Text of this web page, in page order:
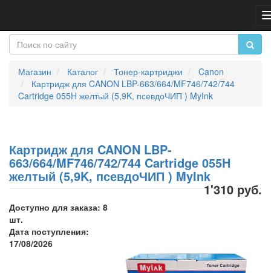
Магазин Каталог Тонер-картриджи
Canon
Картридж для CANON LBP-663/664/MF746/742/744
Cartridge 055H желтый (5,9K, псевдоЧИП ) MyInk
Картридж для CANON LBP-
663/664/MF746/742/744 Cartridge 055H
желтый (5,9K, псевдоЧИП ) MyInk
1'310 руб.
Доступно для заказа: 8
шт.
Дата поступления:
17/08/2026